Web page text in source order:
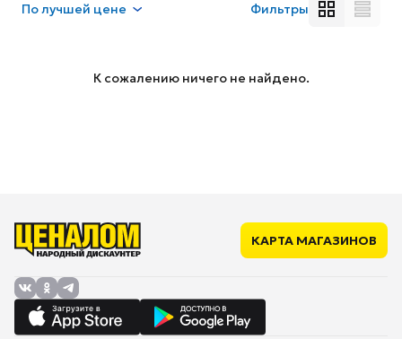
Получшей цене Фильтры
К сожалению ничего не найдено.
КАРТА МАГАЗИНОВ